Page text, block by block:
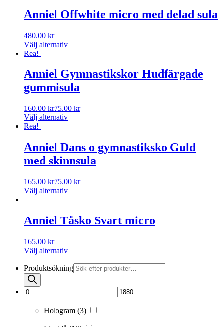
Anniel Offwhite micro med delad sula
480.00 kr
Välj alternativ
Rea!
Anniel Gymnastikskor Hudfärgade
gummisula
160.00kr75.00 kr
Välj alternativ
Rea!
Anniel Dans o gymnastiksko Guld
med skinnsula
165.00kr75.00 kr
Välj alternativ
Anniel Tåsko Svart micro
165.00 kr
Välj alternativ
Produktsökning
Hologram (3)